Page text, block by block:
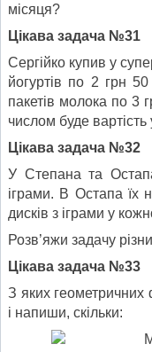
місяця?
Цікава задача №31
Сергійко купив у
йогуртів по 2 грн
пакетів молока по 3
числом буде вартість
Цікава задача №32
У Степана та
іграми. В Остапа їх
дисків з іграми у
Розв’яжи задачу
Цікава задача №33
З яких геометричних
і напиши, скільки: